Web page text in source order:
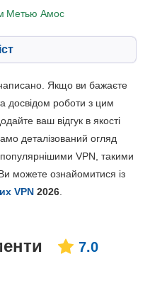
Метью Амос
Якщо ви бажаєте
досвідом роботи з цим
ваш відгук в якості
деталізований огляд
VPN, такими
можете ознайомитися із
VPN 2026.
7.0